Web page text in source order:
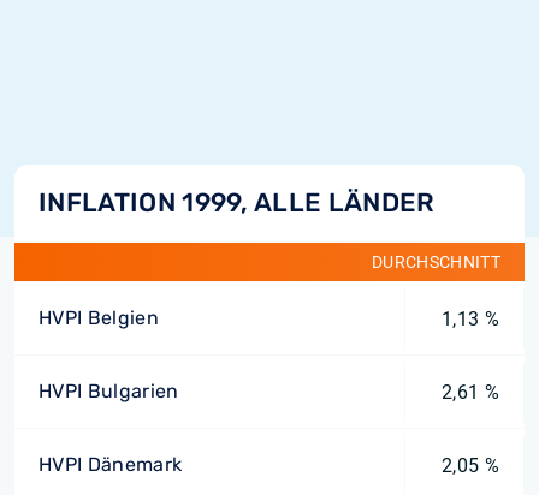
INFLATION 1999, ALLE LÄNDER
DURCHSCHNITT
HVPI Belgien 1,13 %
HVPI Bulgarien 2,61 %
HVPI Dänemark 2,05 %